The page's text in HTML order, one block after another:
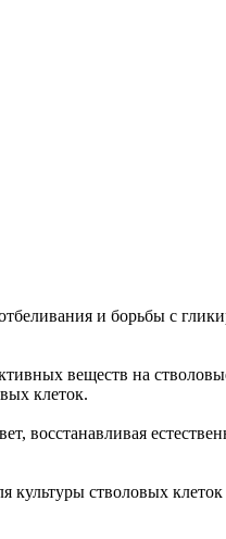
и борьбы с
веществ на
клеток.
восстанавливая
культуры стволовых